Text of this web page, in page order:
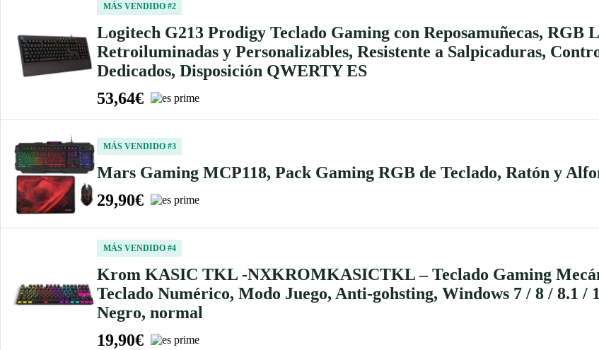
MÁS VENDIDO #2
Logitech G213 Prodigy Teclado Gaming con Reposamuñecas, RGB
Retroiluminadas y Personalizables, Resistente a Salpicaduras,
Dedicados, Disposición QWERTY ES
53,64€
MÁS VENDIDO #3
Mars Gaming MCP118, Pack Gaming RGB de Teclado, Ratón y
29,90€
MÁS VENDIDO #4
Krom KASIC TKL -NXKROMKASICTKL – Teclado Gaming
Teclado Numérico, Modo Juego, Anti-gohsting, Windows 7 / 8 / 8.1 /
Negro, normal
19,90€